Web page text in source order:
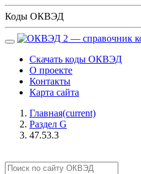
Коды ОКВЭД
Скачать коды ОКВЭД
О проекте
Контакты
Карта сайта
Главная(current)
Раздел G
47.53.3